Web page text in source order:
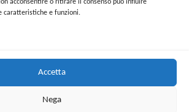
acconsentire o ritirare il consenso può influire
caratteristiche e funzioni.
Accetta
Nega